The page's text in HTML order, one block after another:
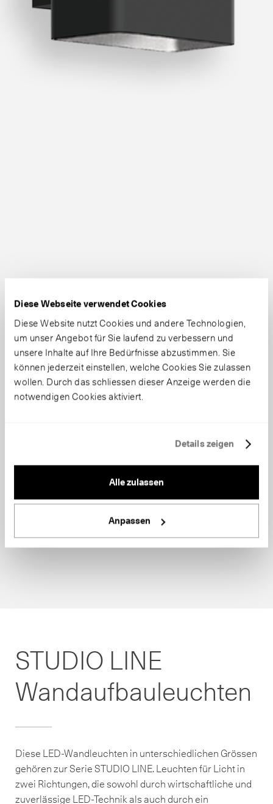
Diese Webseite verwendet Cookies
Diese Website nutzt Cookies und andere Technologien,
um unser Angebot für Sie laufend zu verbessern und
unsere Inhalte auf Ihre Bedürfnisse abzustimmen. Sie
können jederzeit einstellen, welche Cookies Sie zulassen
wollen. Durch das schliessen dieser Anzeige werden die
notwendigen Cookies aktiviert.
Details zeigen
Alle zulassen
Anpassen
STUDIO LINE
Wandaufbauleuchten
Diese LED-Wandleuchten in unterschiedlichen Grössen
gehören zur Serie STUDIO LINE. Leuchten für Licht in
zwei Richtungen, die sowohl durch wirtschaftliche und
zuverlässige LED-Technik als auch durch ein